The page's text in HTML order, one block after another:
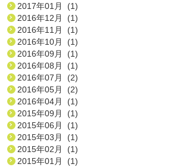
2017年01月 (1)
2016年12月 (1)
2016年11月 (1)
2016年10月 (1)
2016年09月 (1)
2016年08月 (1)
2016年07月 (2)
2016年05月 (2)
2016年04月 (1)
2015年09月 (1)
2015年06月 (1)
2015年03月 (1)
2015年02月 (1)
2015年01月 (1)